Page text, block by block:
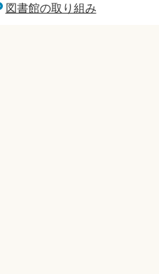
図書館の取り組み